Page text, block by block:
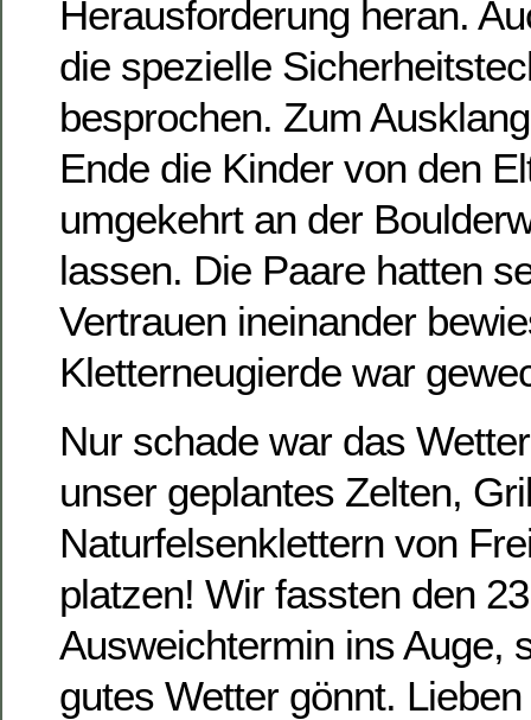
Herausforderung heran.
die spezielle
besprochen. Zum
Ende die Kinder von den
umgekehrt an der
lassen. Die Paare hatten
Vertrauen ineinander
Kletterneugierde war
Nur schade war das
unser geplantes Zelten,
Naturfelsenklettern von
platzen! Wir fassten den
Ausweichtermin ins Auge,
gutes Wetter gönnt.